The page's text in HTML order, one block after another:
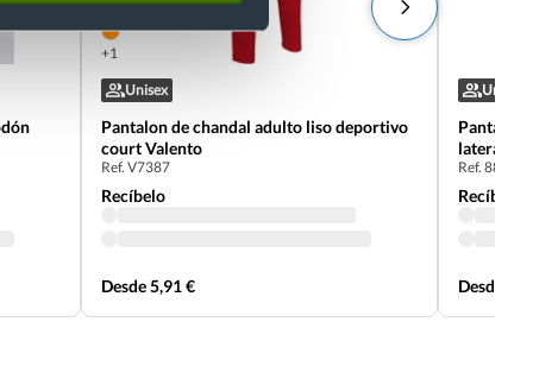
+1
Unisex
Pantalon de chandal adulto liso deportivo
court Valento
Ref. V7387
Recíbelo
Desde 5,91 €
Unisex
Pantalón
laterales
Ref.
Recíbelo
Desde